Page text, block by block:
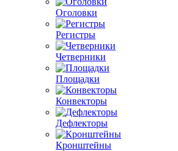
Оголовки
Регистры
Четверники
Площадки
Конвекторы
Дефлекторы
Кронштейны